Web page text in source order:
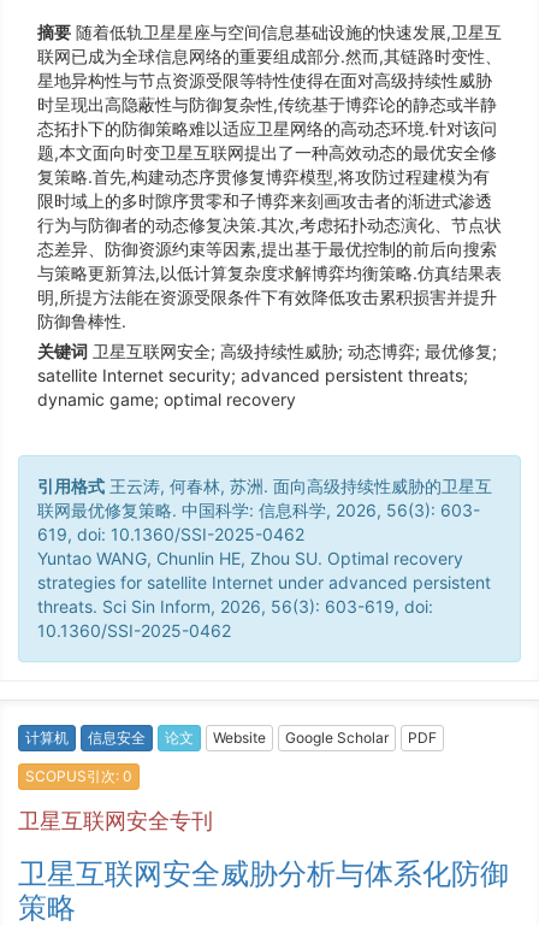
摘要 随着低轨卫星星座与空间信息基础设施的快速发展,卫星互
联网已成为全球信息网络的重要组成部分.然而,其链路时变性、
星地异构性与节点资源受限等特性使得在面对高级持续性威胁
时呈现出高隐蔽性与防御复杂性,传统基于博弈论的静态或半静
态拓扑下的防御策略难以适应卫星网络的高动态环境.针对该问
题,本文面向时变卫星互联网提出了一种高效动态的最优安全修
复策略.首先,构建动态序贯修复博弈模型,将攻防过程建模为有
限时域上的多时隙序贯零和子博弈来刻画攻击者的渐进式渗透
行为与防御者的动态修复决策.其次,考虑拓扑动态演化、节点状
态差异、防御资源约束等因素,提出基于最优控制的前后向搜索
与策略更新算法,以低计算复杂度求解博弈均衡策略.仿真结果表
明,所提方法能在资源受限条件下有效降低攻击累积损害并提升
防御鲁棒性.
关键词 卫星互联网安全; 高级持续性威胁; 动态博弈; 最优修复;
satellite Internet security; advanced persistent threats;
dynamic game; optimal recovery
引用格式 王云涛, 何春林, 苏洲. 面向高级持续性威胁的卫星互
联网最优修复策略. 中国科学: 信息科学, 2026, 56(3): 603-
619, doi: 10.1360/SSI-2025-0462
Yuntao WANG, Chunlin HE, Zhou SU. Optimal recovery
strategies for satellite Internet under advanced persistent
threats. Sci Sin Inform, 2026, 56(3): 603-619, doi:
10.1360/SSI-2025-0462
计算机 信息安全 论文 Website Google Scholar PDF
SCOPUS引次: 0
卫星互联网安全专刊
卫星互联网安全威胁分析与体系化防御
策略